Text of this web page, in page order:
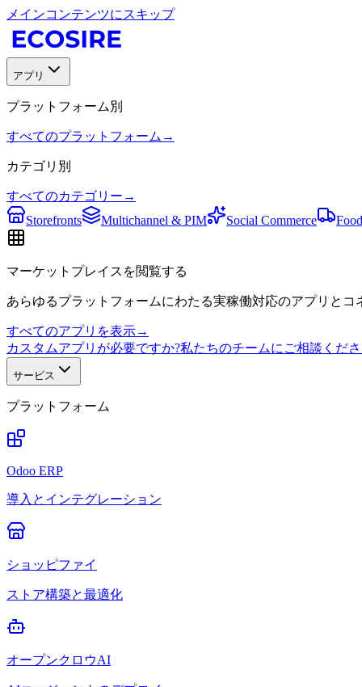
メインコンテンツにスキップ
アプリ
プラットフォーム別
すべてのプラットフォーム →
カテゴリ別
すべてのカテゴリー →
Storefronts
Multichannel & PIM Social Commerce
マーケットプレイスを閲覧する
あらゆるプラットフォームにわたる実稼働対応のアプリと
すべてのアプリを表示→
カスタムアプリが必要ですか?私たちのチームにご相談くだ
サービス
プラットフォーム
Odoo ERP
導入とインテグレーション
ショッピファイ
ストア構築と最適化
オープンクロウAI